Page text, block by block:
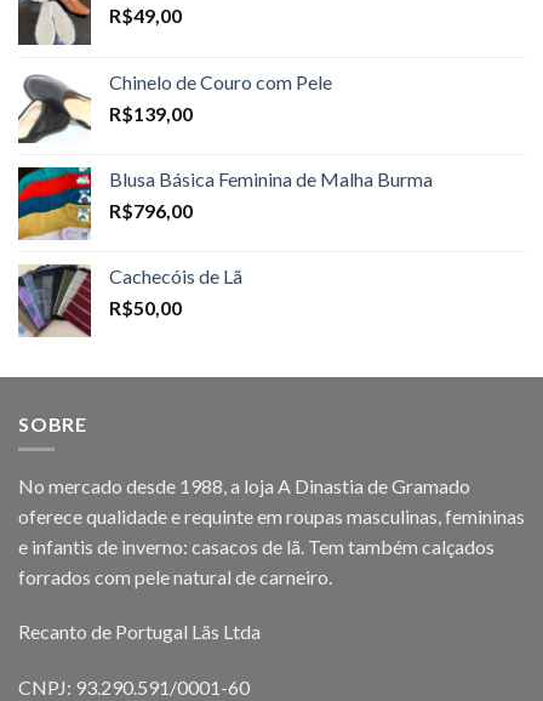
R$49,00
Chinelo de Couro com Pele
R$139,00
Blusa Básica Feminina de Malha Burma
R$796,00
Cachecóis de Lã
R$50,00
SOBRE
No mercado desde 1988, a loja A Dinastia de Gramado
oferece qualidade e requinte em roupas masculinas, femininas
e infantis de inverno: casacos de lã. Tem também calçados
forrados com pele natural de carneiro.
Recanto de Portugal Lãs Ltda
CNPJ: 93.290.591/0001-60